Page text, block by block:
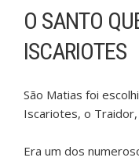
O SANTO
ISCARIOTES
São Matias foi
Iscariotes, o
Era um dos